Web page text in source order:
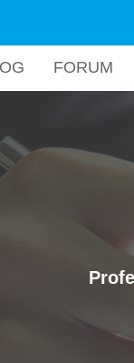
FORUM